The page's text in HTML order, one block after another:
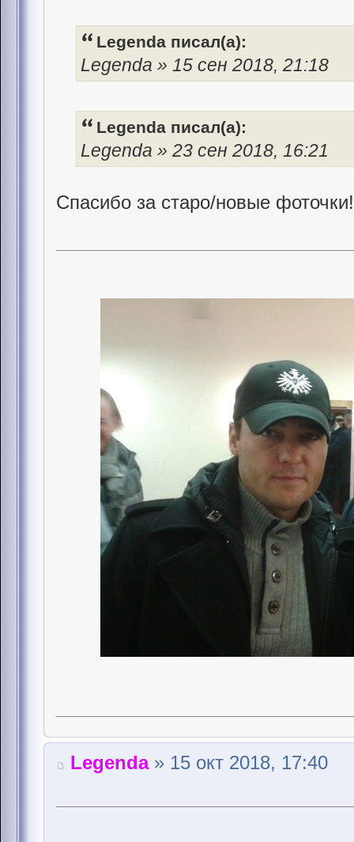
Legenda писал(а):
Legenda » 15 сен 2018, 21:18
Legenda писал(а):
Legenda » 23 сен 2018, 16:21
Спасибо за старо/новые
Legenda» 15 окт 2018, 17:40